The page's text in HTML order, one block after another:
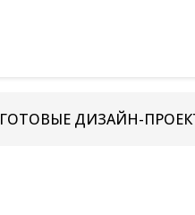
ГОТОВЫЕ ДИЗАЙН-